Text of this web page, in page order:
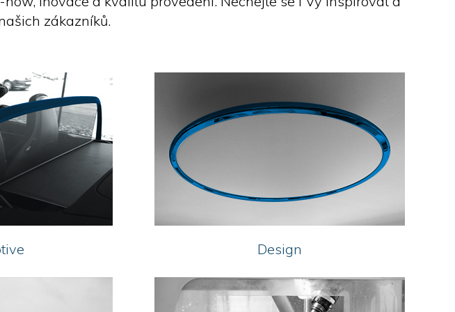
Logistika a manipulace
Stroje pro Al fasády
Železo - Ironcut
zákazníků.
Design